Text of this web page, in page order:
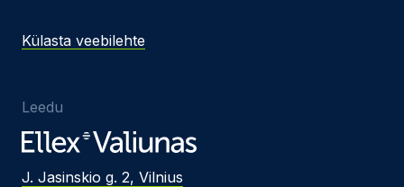
Külasta veebilehte
Leedu
J. Jasinskio g. 2, Vilnius